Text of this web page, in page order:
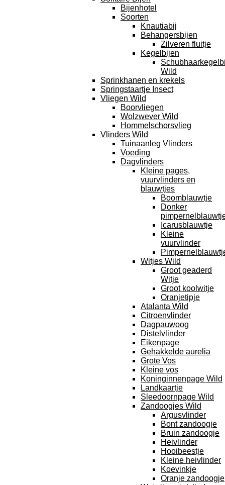
Bijenhotel
Soorten
Knautiabij
Behangersbijen
Zilveren fluitje
Kegelbijen
Wild
Sprinkhanen en krekels
Springstaartje Insect
Vliegen Wild
Boorvliegen
Wolzwever Wild
Hommelschorsvlieg
Vlinders Wild
Tuinaanleg Vlinders
Voeding
Dagvlinders
Kleine pages,
vuurvlinders en
blauwtjes
Boomblauwtje
Donker
Icarusblauwtje
Kleine
vuurvlinder
Witjes Wild
Groot geaderd
Witje
Groot koolwitje
Oranjetipje
Atalanta Wild
Citroenvlinder
Dagpauwoog
Distelvlinder
Eikenpage
Gehakkelde aurelia
Grote Vos
Kleine vos
Koninginnenpage Wild
Landkaartje
Sleedoornpage Wild
Zandoogjes Wild
Argusvlinder
Bont zandoogje
Bruin zandoogje
Heivlinder
Hooibeestje
Kleine heivlinder
Koevinkje
Oranje zandoogje